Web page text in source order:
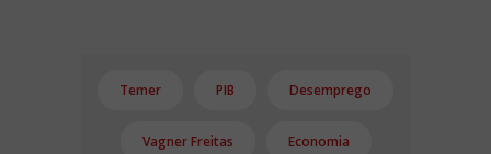
Temer PIB Desemprego
Vagner Freitas Economia